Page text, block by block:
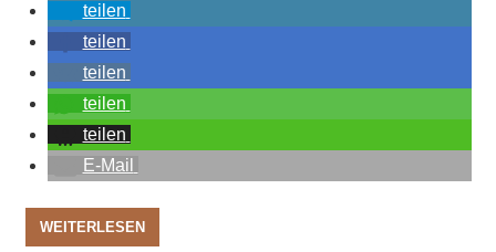
teilen
teilen
teilen
teilen
teilen
E-Mail
WEITERLESEN